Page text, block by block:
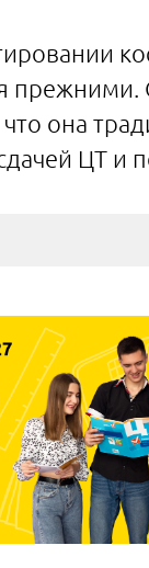
прежними.
она
ЦТ и